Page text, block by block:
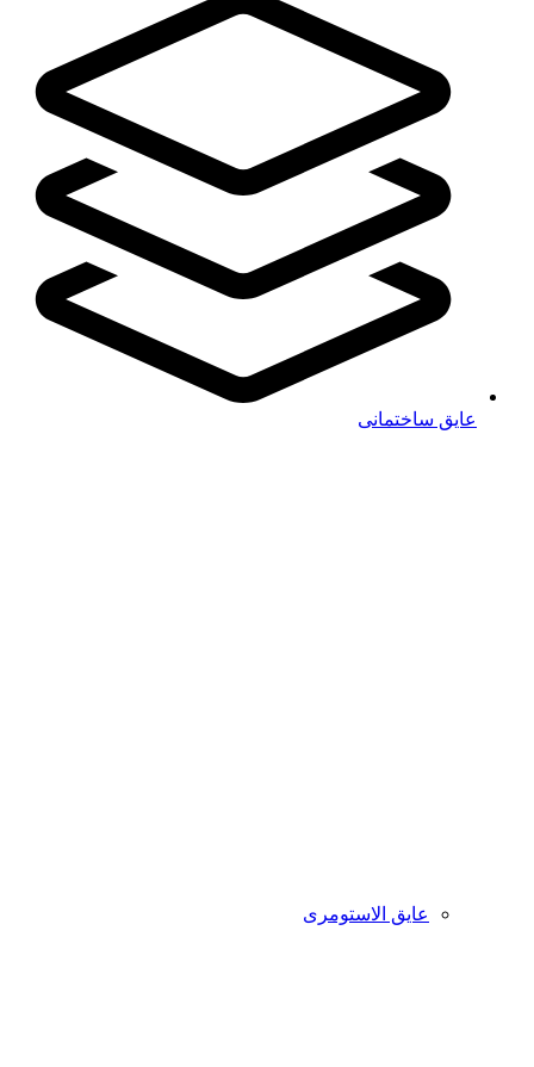
عایق ساختمانی
عایق الاستومری